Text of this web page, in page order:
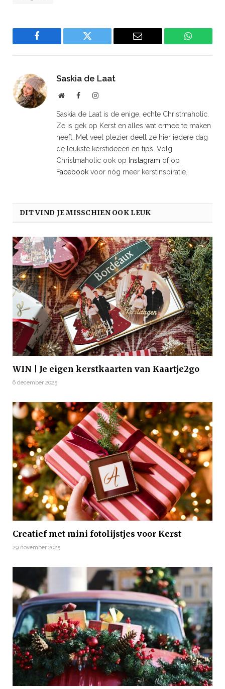
Facebook Twitter Email
Saskia de Laat
WebsiteFacebookInstagram
Saskia de Laat is de enige, echte Christmaholic.
Ze is gek op Kerst en alles wat ermee te maken
heeft. Met veel plezier deelt ze hier iedere dag
de leukste kerstideeën en tips. Volg
Christmaholic ook op Instagram of op
Facebook voor nóg meer kerstinspiratie.
DIT VIND JE MISSCHIEN OOK LEUK
WIN | Je eigen kerstkaarten van Kaartje2go
6 december 2025
Creatief met mini fotolijstjes voor Kerst
29 november 2025